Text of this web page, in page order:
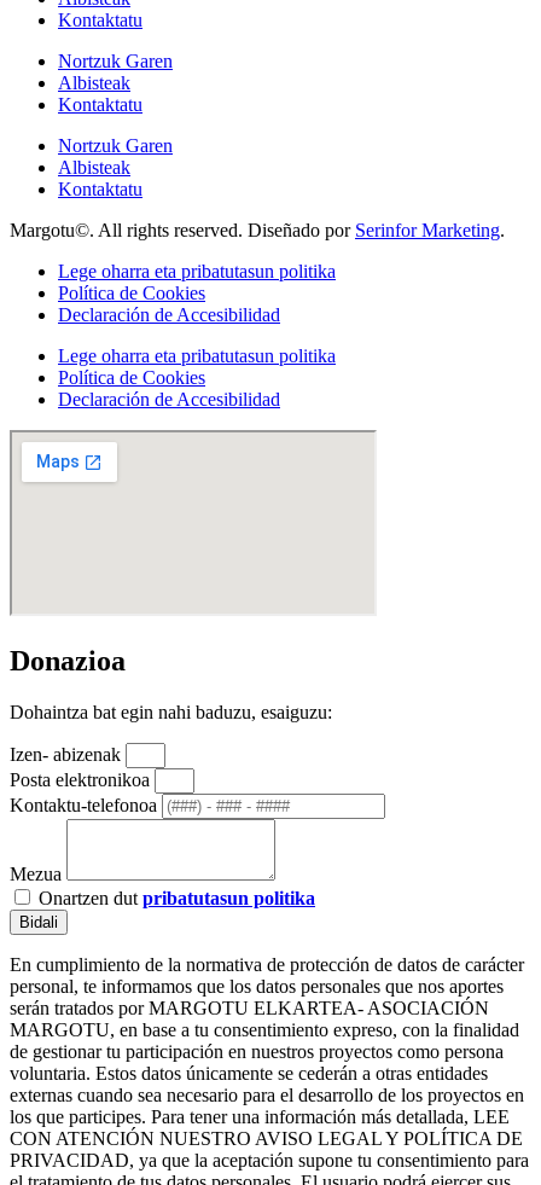
Kontaktatu
Nortzuk Garen
Albisteak
Kontaktatu
Nortzuk Garen
Albisteak
Kontaktatu
Margotu©. All rights reserved. Diseñado por Serinfor Marketing.
Lege oharra eta pribatutasun politika
Política de Cookies
Declaración de Accesibilidad
Lege oharra eta pribatutasun politika
Política de Cookies
Declaración de Accesibilidad
Donazioa
Dohaintza bat egin nahi baduzu, esaiguzu:
Izen- abizenak
Posta elektronikoa
Kontaktu-telefonoa
Mezua
Onartzen dut pribatutasun politika
Bidali
En cumplimiento de la normativa de protección de datos de carácter
personal, te informamos que los datos personales que nos aportes
serán tratados por MARGOTU ELKARTEA- ASOCIACIÓN
MARGOTU, en base a tu consentimiento expreso, con la finalidad
de gestionar tu participación en nuestros proyectos como persona
voluntaria. Estos datos únicamente se cederán a otras entidades
externas cuando sea necesario para el desarrollo de los proyectos en
los que participes. Para tener una información más detallada, LEE
CON ATENCIÓN NUESTRO AVISO LEGAL Y POLÍTICA DE
PRIVACIDAD, ya que la aceptación supone tu consentimiento para